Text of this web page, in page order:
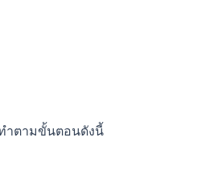
ำตามขั้นตอนดังนี้